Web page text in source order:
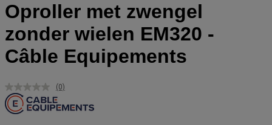
Oproller met zwengel
zonder wielen EM320 -
Câble Equipements
Geen
scorewaarde.
Dezelfde
(0)